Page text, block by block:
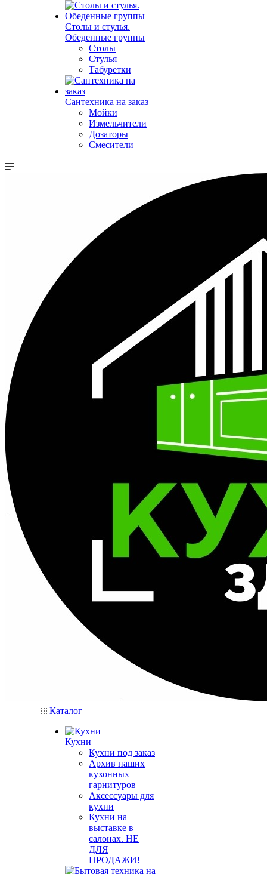
Столы и стулья.
Обеденные группы
Столы
Стулья
Табуретки
Сантехника на заказ
Мойки
Измельчители
Дозаторы
Смесители
Каталог
Кухни
Кухни под заказ
Архив наших
кухонных
гарнитуров
Аксессуары для
кухни
Кухни на
выставке в
салонах. НЕ
ДЛЯ
ПРОДАЖИ!